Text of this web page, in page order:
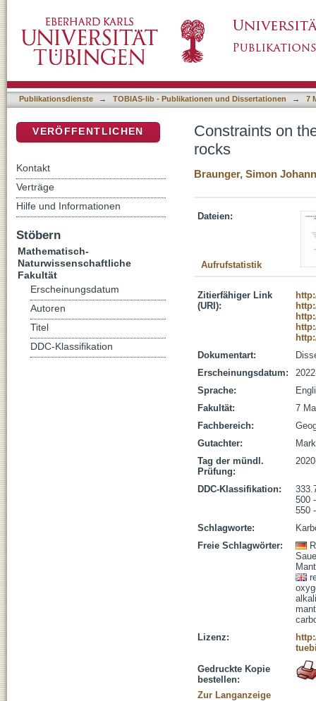
Publikationsdienste → TOBIAS-lib - Publikationen und Dissertationen → 7
Constraints on
rocks
Braunger, Simon
Dateien:
Aufrufstatistik
Zitierfähiger Link
(URI):
Dokumentart:
Erscheinungsdatum:
Sprache:
Fakultät:
7
Fachbereich:
Gutachter:
Tag der mündl.
Prüfung:
DDC-Klassifikation:
500
550
Schlagworte:
Freie Schlagwörter:
Lizenz:
Gedruckte Kopie
bestellen:
Zur Langanzeige
VERÖFFENTLICHEN
Kontakt
Verträge
Hilfe und Informationen
Stöbern
Mathematisch-
Naturwissenschaftliche
Fakultät
Erscheinungsdatum
Autoren
Titel
DDC-Klassifikation